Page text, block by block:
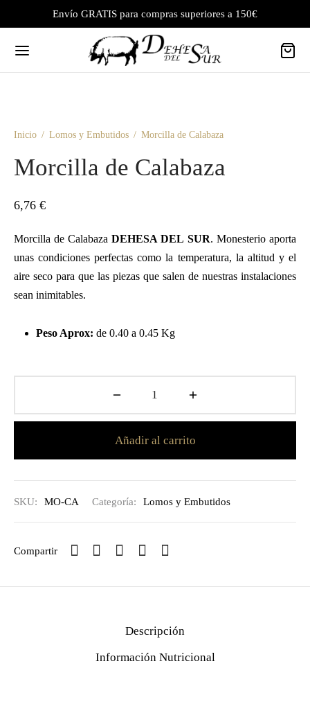
Envío GRATIS para compras superiores a 150€
Inicio / Lomos y Embutidos / Morcilla de Calabaza
Morcilla de Calabaza
6,76 €
Morcilla de Calabaza DEHESA DEL SUR. Monesterio aporta
unas condiciones perfectas como la temperatura, la altitud y el
aire seco para que las piezas que salen de nuestras instalaciones
sean inimitables.
Peso Aprox: de 0.40 a 0.45 Kg
Añadir al carrito
SKU: MO-CA Categoría: Lomos y Embutidos
Compartir
Descripción
Información Nutricional